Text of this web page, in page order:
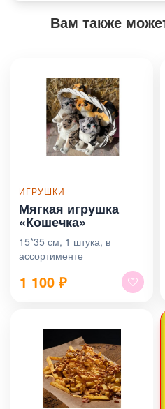
Вам также
ИГРУШКИ
Мягкая игрушка
«Кошечка»
15*35 см, 1 штука, в
ассортименте
1 100 ₽